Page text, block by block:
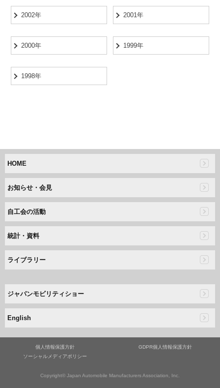
2002年 2001年
2000年 1999年
1998年
HOME
お知らせ・会見
自工会の活動
統計・資料
ライブラリー
ジャパンモビリティショー
English
個人情報保護方針
GDPR個人情報保護方針
ソーシャルメディアポリシー
Copyright© Japan Automobile Manufacturers Association, Inc.